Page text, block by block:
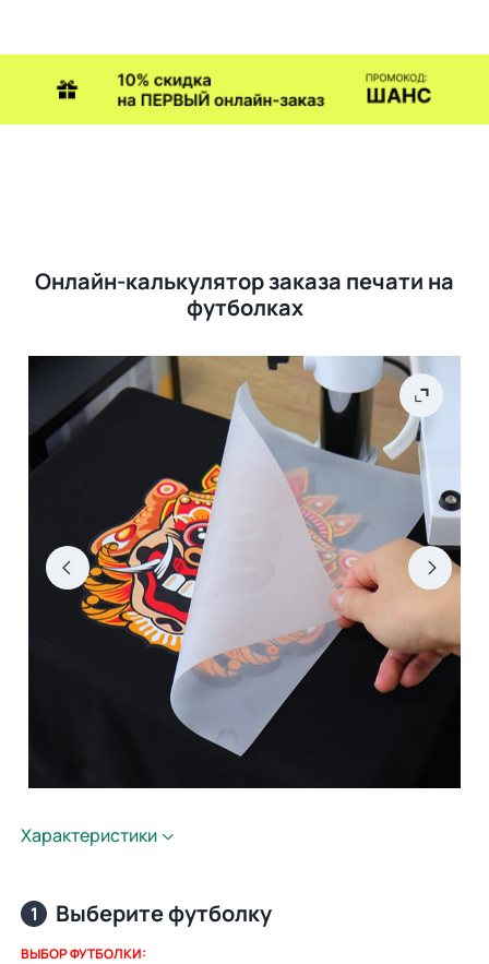
Онлайн-калькулятор заказа печати на
футболках
Характеристики
1 Выберите футболку
ВЫБОР ФУТБОЛКИ: